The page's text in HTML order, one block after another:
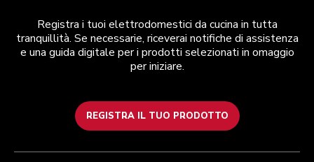
Registra i tuoi elettrodomestici da cucina in tutta
tranquillità. Se necessarie, riceverai notifiche di assistenza
e una guida digitale per i prodotti selezionati in omaggio
per iniziare.
REGISTRA IL TUO PRODOTTO
Health Check
Termini e condizioni
Per il marchio
Trova un negozio